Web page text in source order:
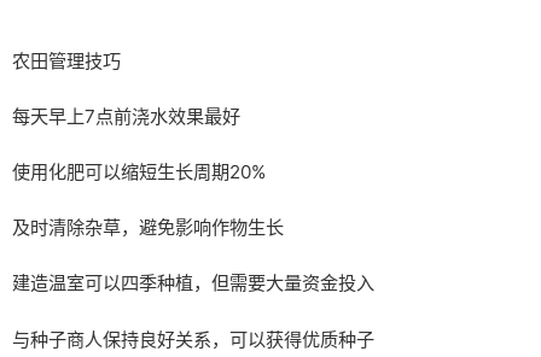
农田管理技巧
每天早上7点前浇水效果最好
使用化肥可以缩短生长周期20%
及时清除杂草，避免影响作物生长
建造温室可以四季种植，但需要大量资金投入
与种子商人保持良好关系，可以获得优质种子